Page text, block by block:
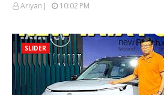
Ariyan J 10:02 PM
SLIDER